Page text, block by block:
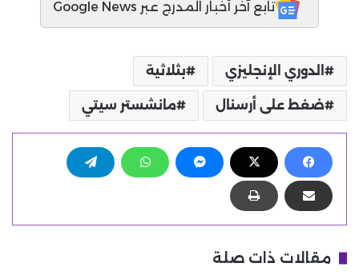
تابع آخر أخبار المدرج عبر Google News
الدوري الإنجليزي بثلاثية
ضغط على أرسنال مانشستر سيتي
مقالات ذات صلة